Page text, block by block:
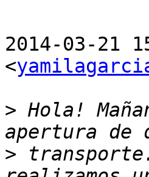
2014-03-21
<
> Hola!
>